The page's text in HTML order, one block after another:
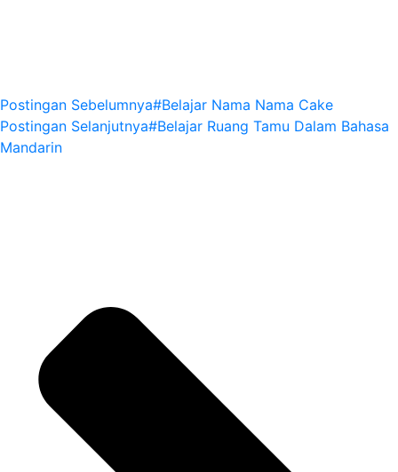
Postingan Sebelumnya#Belajar Nama Nama Cake
Postingan Selanjutnya#Belajar Ruang Tamu Dalam Bahasa
Mandarin